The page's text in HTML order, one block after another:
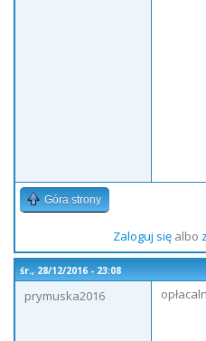
Góra strony
Zaloguj sięalbo
śr., 28/12/2016 - 23:08
prymuska2016